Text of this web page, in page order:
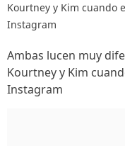
Kourtney y Kim cuando
Instagram
Ambas lucen muy
Kourtney y Kim
Instagram